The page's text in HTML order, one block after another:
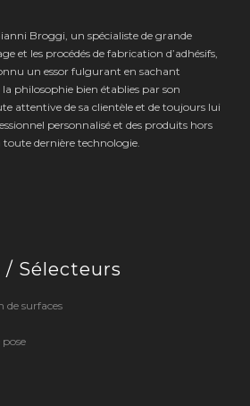
Broggi, un spécialiste de grande
et les procédés de fabrication d’adhésifs,
un essor fulgurant en sachant
philosophie bien établies par son
attentive de sa clientèle et de toujours lui
personnalisé et des produits hors
dernière technologie.
Sélecteurs
de surfaces